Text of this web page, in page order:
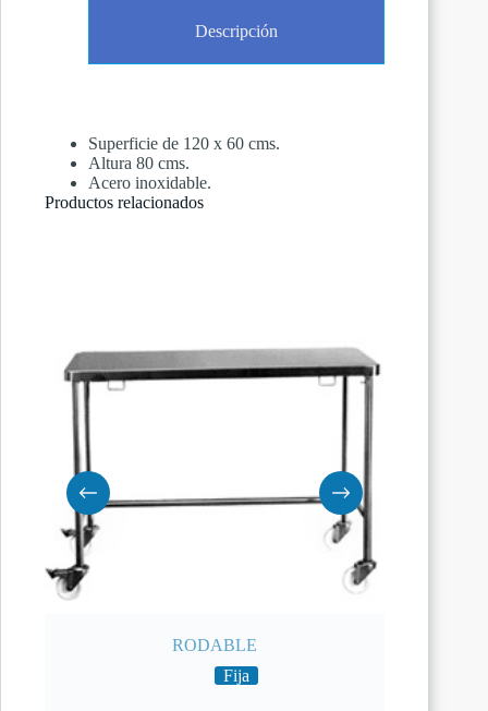
Descripción
Superficie de 120 x 60 cms.
Altura 80 cms.
Acero inoxidable.
Productos relacionados
RODABLE
Fija